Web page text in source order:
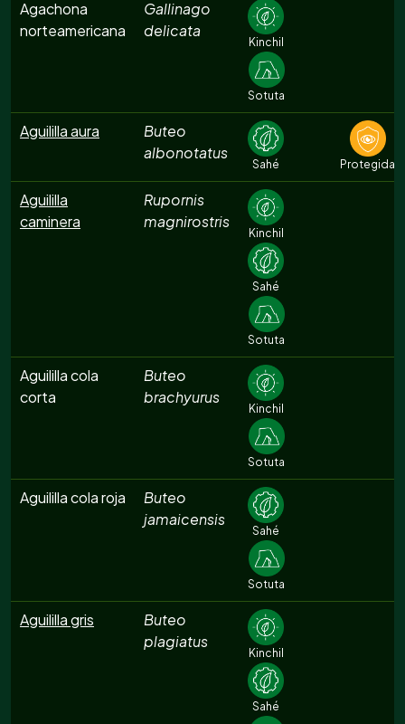
Agachona
norteamericana
Gallinago
delicata
Kinchil
Sotuta
Aguililla aura
Buteo
albonotatus
Sahé Protegida
Aguililla
caminera
Rupornis
magnirostris
Kinchil
Sahé
Sotuta
Aguililla cola
corta
Buteo
brachyurus
Kinchil
Sotuta
Aguililla cola roja
Buteo
jamaicensis
Sahé
Sotuta
Aguililla gris
Buteo
plagiatus
Kinchil
Sahé